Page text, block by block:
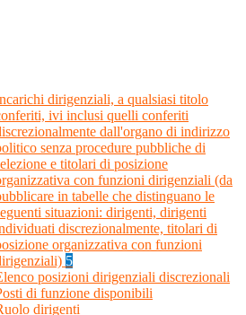
dirigenziali, a qualsiasi titolo
ivi inclusi quelli conferiti
dall'organo di indirizzo
senza procedure pubbliche di
e titolari di posizione
con funzioni dirigenziali (da
in tabelle che distinguano le
situazioni: dirigenti, dirigenti
discrezionalmente, titolari di
organizzativa con funzioni
5
posizioni dirigenziali discrezionali
di funzione disponibili
dirigenti